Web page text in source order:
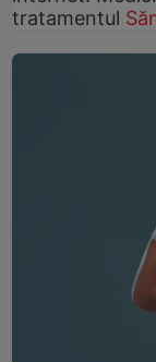
tratamentul